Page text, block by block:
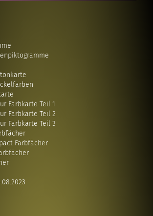
Farbkarte Teil 1
Farbkarte Teil 2
Farbkarte Teil 3
Farbfächer